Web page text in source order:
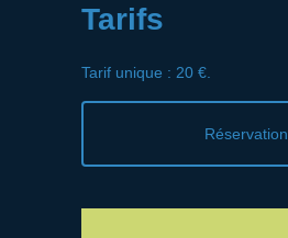
Tarifs
Tarif unique : 20 €.
Réservation